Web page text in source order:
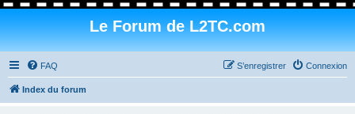
Le Forum de L2TC.com
FAQ Connexion
S’enregistrer
Index du forum